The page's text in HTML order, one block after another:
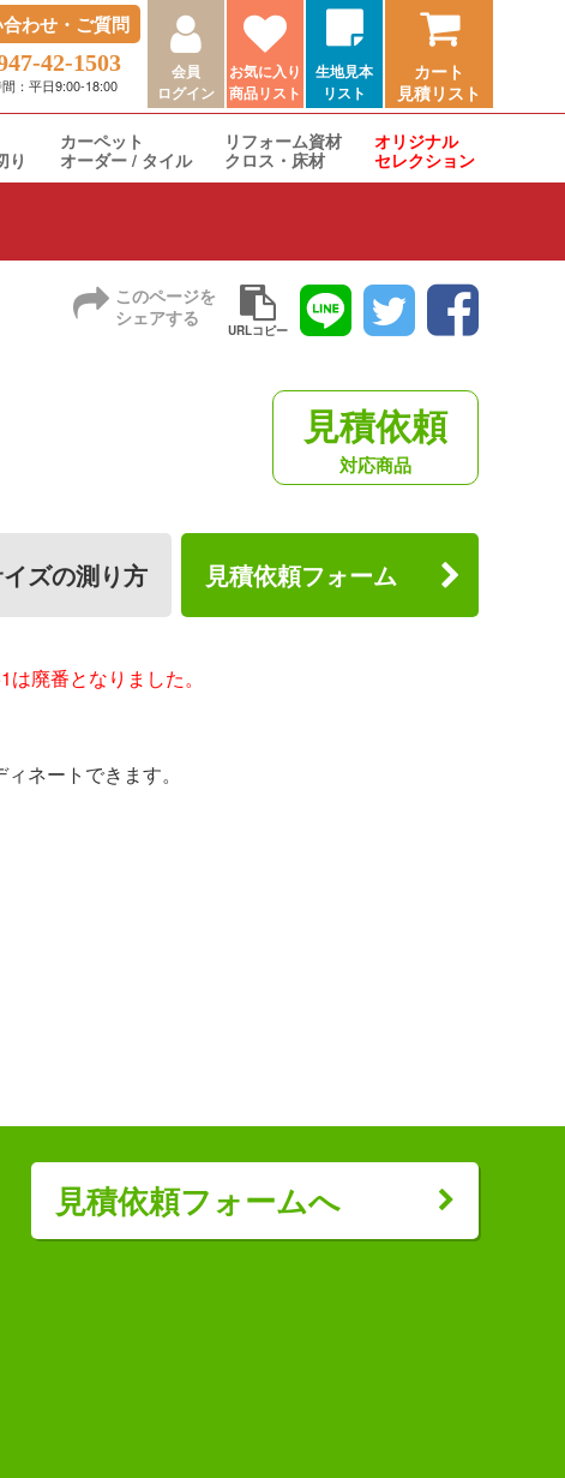
わせ・ご質問
42-1503
：平日9:00-18:00
会員
ログイン
お気に入り
商品リスト
生地見本
リスト
カート
見積リスト
り
カーペット
オーダー / タイル
リフォーム資材
クロス・床材
オリジナル
セレクション
このページを
シェアする
URLコピー
見積依頼
対応商品
ズの測り方 見積依頼フォーム
廃番となりました。
ネートできます。
見積依頼フォームへ